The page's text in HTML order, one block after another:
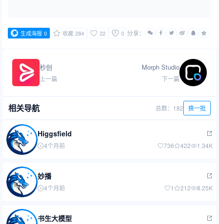
生成海报 0 收藏 284 22 0 分享：
秒创
上一篇
Morph Studio
下一篇
相关导航 总数：182 换一批
Higgsfield
4个月前 736 422 1.34K
妙播
4个月前 1 212 8.25K
书生大模型